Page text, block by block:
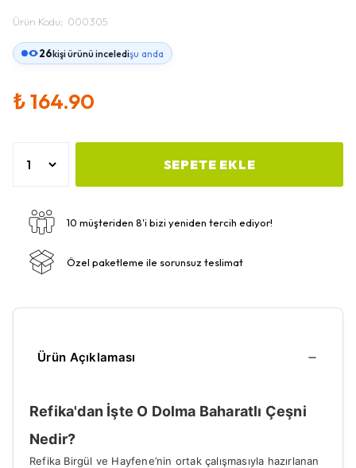
Ürün Kodu: 000305
26kişi ürünü inceledişu anda
₺ 164.90
SEPETE EKLE
10 müşteriden 8'i bizi yeniden tercih ediyor!
Özel paketleme ile sorunsuz teslimat
Ürün Açıklaması
Refika'dan İşte O Dolma Baharatlı Çeşni
Nedir?
Refika Birgül ve Hayfene’nin ortak çalışmasıyla hazırlanan